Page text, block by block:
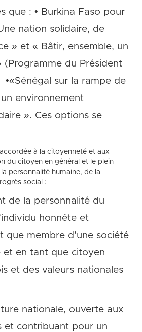
que : • Burkina Faso pour
nation solidaire, de
» et « Bâtir, ensemble, un
(Programme du Président
sur la rampe de
un environnement
». Ces options se
à la citoyenneté et aux
du citoyen en général et le plein
personnalité humaine, de la
social :
de la personnalité du
honnête et
que membre d’une société
et en tant que citoyen
et des valeurs nationales
nationale, ouverte aux
et contribuant pour un